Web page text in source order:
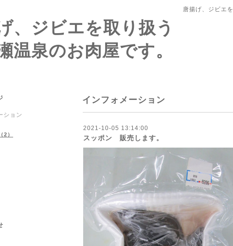
唐揚げ、ジビエ
、ジビエを取り扱う
温泉のお肉屋です。
インフォメーション
2021-10-05 13:14:00
スッポン 販売します。
ション
2）